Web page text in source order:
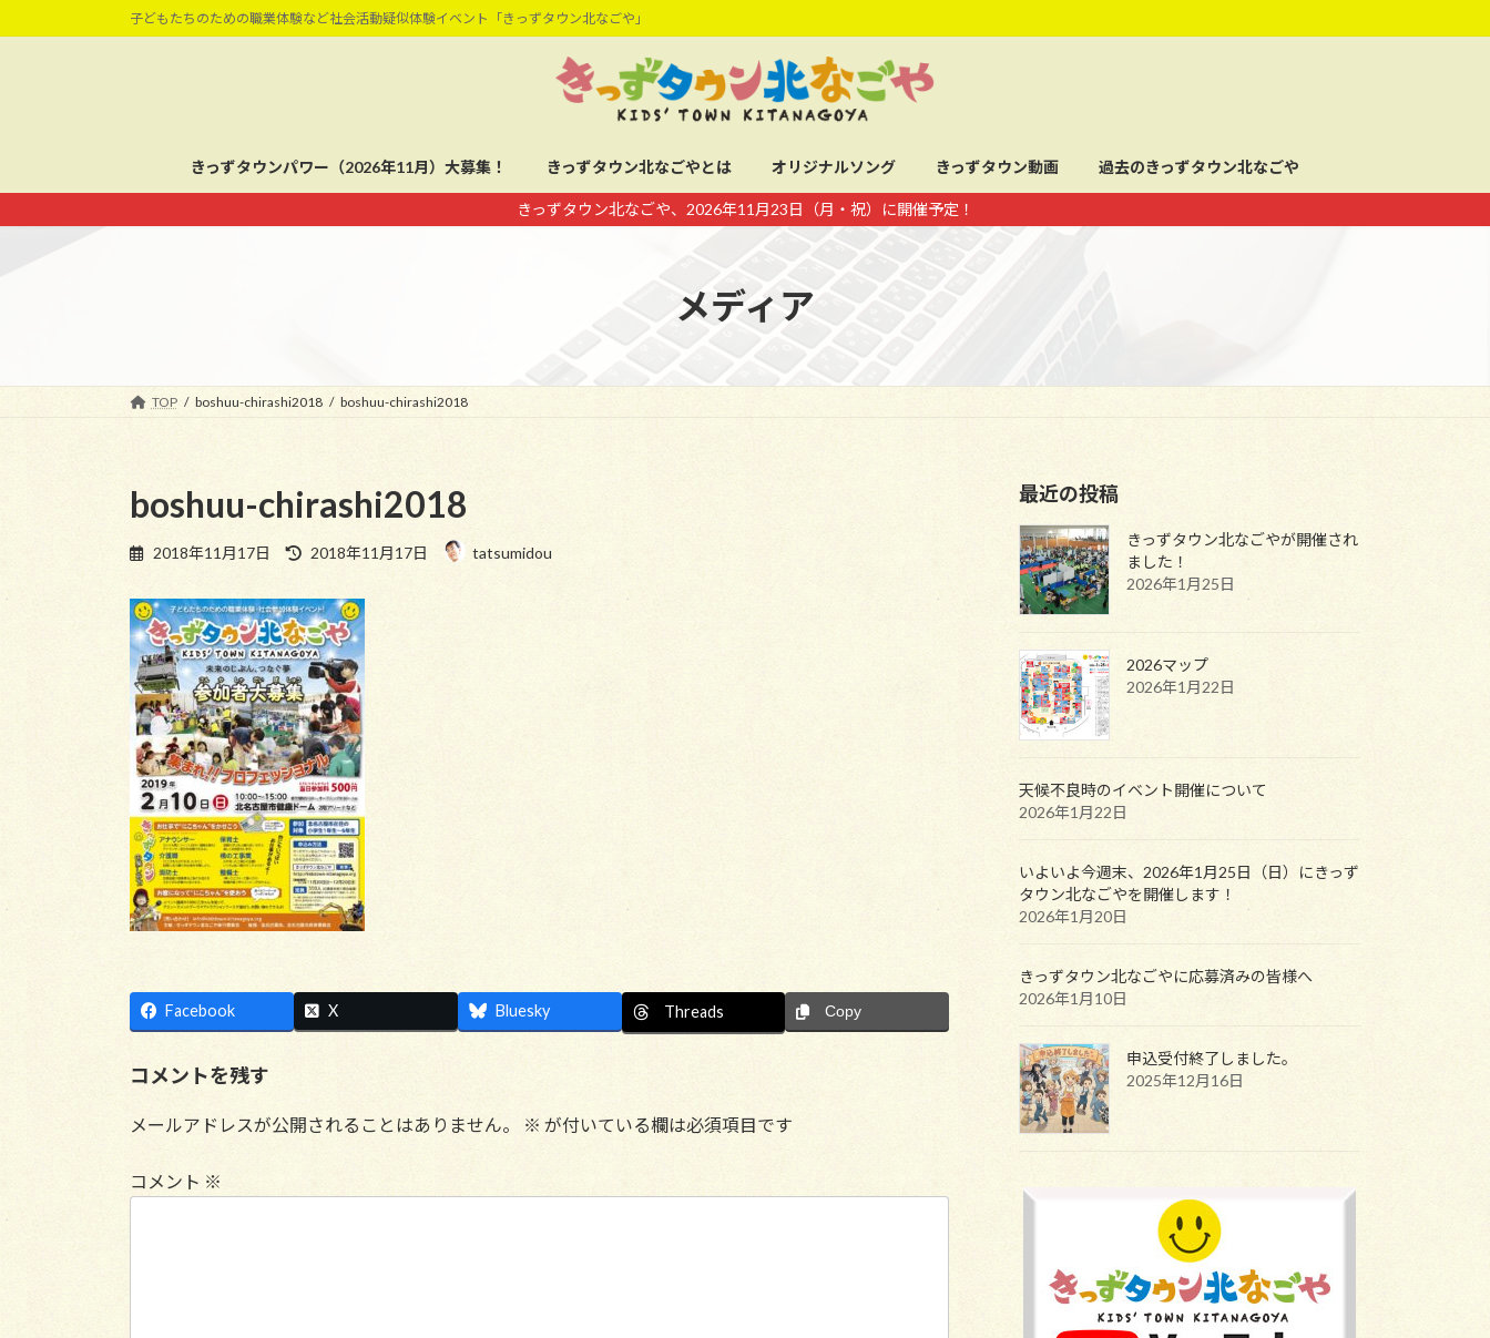
ン
キ
ッ
ビ
に
移
子どもたちのための職業体験など社会活動疑似体験イベント「きっずタウン北なごや」
きっずタウンパワー（2026年11月）大募集！ きっずタウン北なごやとは オリジナルソング きっずタウン動画 過去のきっずタウン北なごや
きっずタウン北なごや、2026年11月23日（月・祝）に開催予定！
メディア
TOP boshuu-chirashi2018 boshuu-chirashi2018
boshuu-chirashi2018
2018年11月17日
最
新
日
時
:
2018年11月17日 tatsumidou
Facebook X Bluesky Threads Copy
コメントを残す
メールアドレスが公開されることはありません。 ※ が付いている欄は必須項目です
コメント ※
最近の投稿
きっずタウン北なごやが開催され
ました！
2026年1月25日
2026マップ
2026年1月22日
天候不良時のイベント開催について
2026年1月22日
いよいよ今週末、2026年1月25日（日）にきっず
タウン北なごやを開催します！
2026年1月20日
きっずタウン北なごやに応募済みの皆様へ
2026年1月10日
申込受付終了しました。
2025年12月16日